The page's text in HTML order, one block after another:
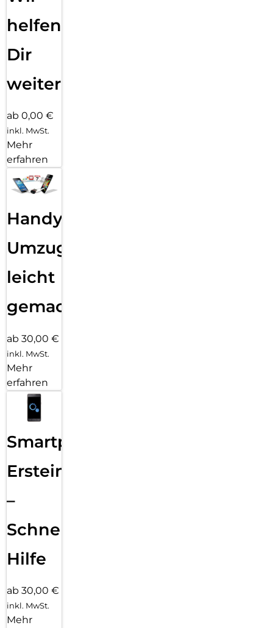
helfen
Dir
weiter
ab 0,00 €
inkl. MwSt.
Mehr
erfahren
Handy
Umzug
leicht
gemacht!
ab 30,00 €
inkl. MwSt.
Mehr
erfahren
Smartphone
Ersteinrichtung
–
Schnelle
Hilfe
ab 30,00 €
inkl. MwSt.
Mehr